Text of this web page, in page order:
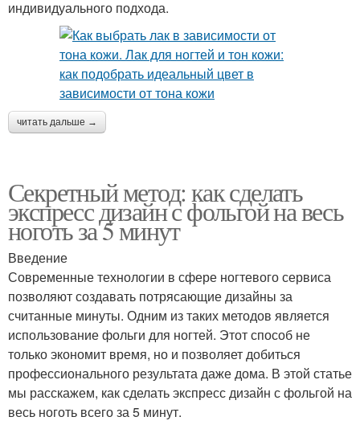
индивидуального подхода.
читать дальше →
Секретный метод: как сделать
экспресс дизайн с фольгой на весь
ноготь за 5 минут
Введение
Современные технологии в сфере ногтевого сервиса
позволяют создавать потрясающие дизайны за
считанные минуты. Одним из таких методов является
использование фольги для ногтей. Этот способ не
только экономит время, но и позволяет добиться
профессионального результата даже дома. В этой статье
мы расскажем, как сделать экспресс дизайн с фольгой на
весь ноготь всего за 5 минут.